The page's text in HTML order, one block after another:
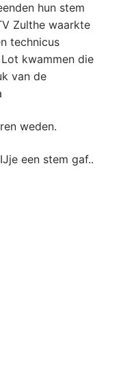
hun stem
Zulthe waarkte
technicus
kwammen die
van de
weden.
een stem gaf..